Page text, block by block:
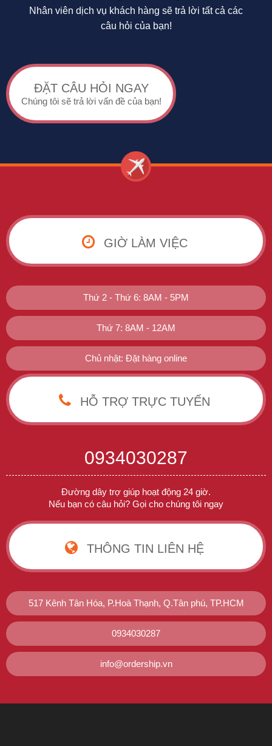
Nhân viên dịch vụ khách hàng sẽ trả lời tất cả các
câu hỏi của bạn!
ĐẶT CÂU HỎI NGAY
Chúng tôi sẽ trả lời vấn đề của bạn!
GIỜ LÀM VIỆC
Thứ 2 - Thứ 6: 8AM - 5PM
Thứ 7: 8AM - 12AM
Chủ nhật: Đặt hàng online
HỖ TRỢ TRỰC TUYẾN
0934030287
Đường dây trợ giúp hoạt động 24 giờ.
Nếu bạn có câu hỏi? Gọi cho chúng tôi ngay
THÔNG TIN LIÊN HỆ
517 Kênh Tân Hóa, P.Hoà Thạnh, Q.Tân phú, TP.HCM
0934030287
info@ordership.vn